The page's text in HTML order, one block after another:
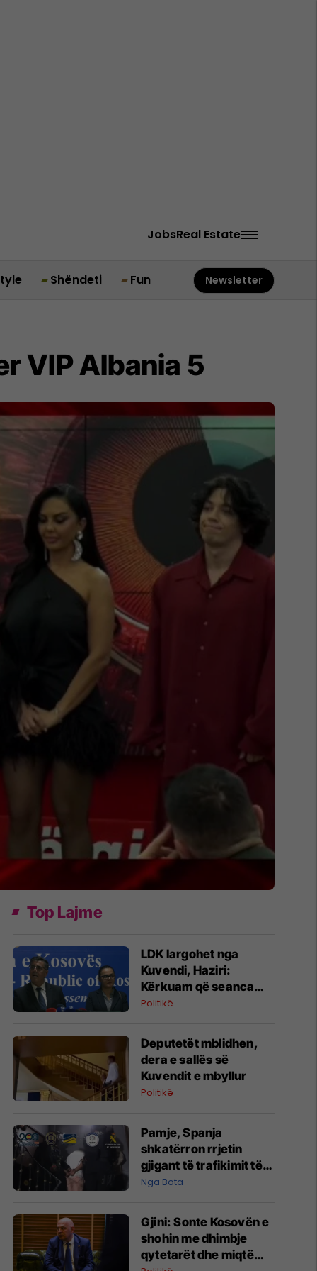
JobsReal Estate
Shëndeti Fun Newsletter
VIP Albania 5
Top Lajme
LDK largohet nga
Kuvendi, Haziri:
Kërkuam që seanca
konstituive të mbahet
Politikë
Deputetët mblidhen,
dera e sallës së
Kuvendit e mbyllur
Politikë
Pamje, Spanja
shkatërron rrjetin
gjigant të trafikimit të
emigrantëve dhe
Nga Bota
Gjini: Sonte Kosovën e
shohin me dhimbje
qytetarët dhe miqtë